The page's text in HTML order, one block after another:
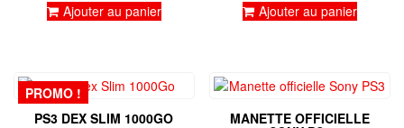
Ajouter au panier Ajouter au panier
PROMO !
PS3 DEX SLIM 1000GO
MANETTE OFFICIELLE